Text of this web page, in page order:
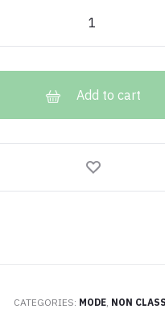
Add to cart
CATEGORIES: MODE, NON